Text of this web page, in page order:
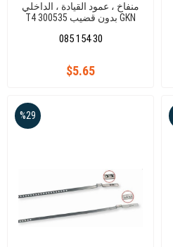
منفاخ ، عمود القيادة ، الداخلي
T4 بدون قضيب 300535 GKN
085 154 30
$5.65
%29